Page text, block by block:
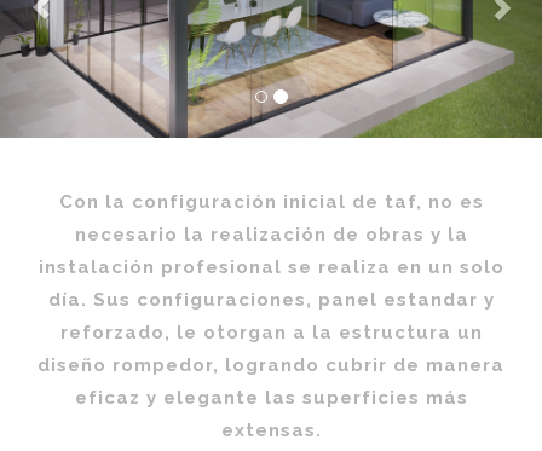
Con la configuración inicial de taf, no es
necesario la realización de obras y la
instalación profesional se realiza en un solo
día. Sus configuraciones, panel estandar y
reforzado, le otorgan a la estructura un
diseño rompedor, logrando cubrir de manera
eficaz y elegante las superficies más
extensas.